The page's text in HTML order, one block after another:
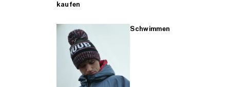
kaufen
Schwimmen